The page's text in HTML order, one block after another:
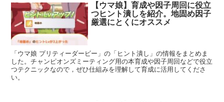
【ウマ娘】育成や因子周回に役立
つヒント潰しを紹介。地固め因子
厳選にとくにオススメ
「ウマ娘 プリティーダービー」の「ヒント潰し」の情報をまとめま
した。チャンピオンズミーティング用の本育成や因子周回などで役立
つテクニックなので，ぜひ仕組みを理解して育成に活用してくださ
い。